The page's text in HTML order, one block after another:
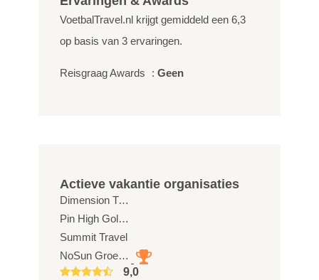
VoetbalTravel.nl krijgt gemiddeld een 6,3
op basis van 3 ervaringen.
Reisgraag Awards : Geen
Actieve vakantie organisaties
Dimension Travel in Style
Pin High Golftravel
Summit Travel
NoSun Groepsreizen
9,0